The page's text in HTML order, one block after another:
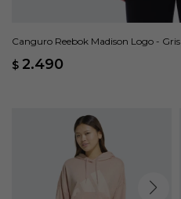
Canguro Reebok Madison Logo - Gris
$ 2.490